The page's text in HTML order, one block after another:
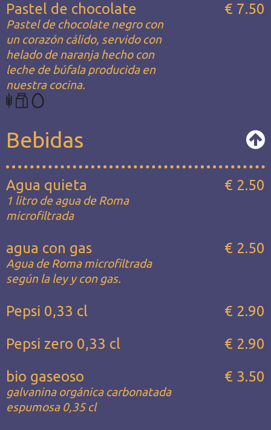
Pastel de chocolate
Pastel de chocolate negro con
un corazón cálido, servido con
helado de naranja hecho con
leche de búfala producida en
nuestra cocina.
€ 7.50
Bebidas
Agua quieta
1 litro de agua de Roma
microfiltrada
€ 2.50
agua con gas
Agua de Roma microfiltrada
según la ley y con gas.
€ 2.50
Pepsi 0,33 cl
€ 2.90
Pepsi zero 0,33 cl
€ 2.90
bio gaseoso
galvanina orgánica carbonatada
espumosa 0,35 cl
€ 3.50